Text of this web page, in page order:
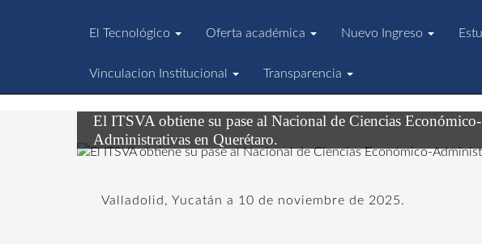
El Tecnológico Oferta académica Nuevo Ingreso
Vinculacion Institucional Transparencia
El ITSVA obtiene su pase al Nacional de Ciencias Económico-
Administrativas en Querétaro.
Valladolid, Yucatán a 10 de noviembre de 2025.